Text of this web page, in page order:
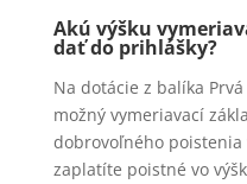
Akú výšku
dať do prihlášky?
Na dotácie z balíka
možný vymeriavací
dobrovoľného
zaplatíte poistné vo